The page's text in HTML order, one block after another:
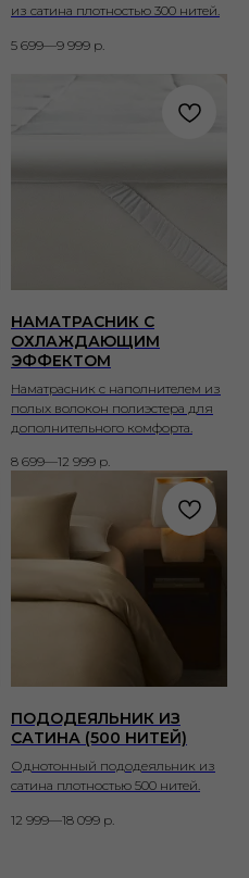
из сатина плотностью 300 нитей.
5 699—9 999 р.
НАМАТРАСНИК С
ОХЛАЖДАЮЩИМ
ЭФФЕКТОМ
Наматрасник с наполнителем из
полых волокон полиэстера для
дополнительного комфорта.
8 699—12 999 р.
ПОДОДЕЯЛЬНИК ИЗ
САТИНА (500 НИТЕЙ)
Однотонный пододеяльник из
сатина плотностью 500 нитей.
12 999—18 099 р.